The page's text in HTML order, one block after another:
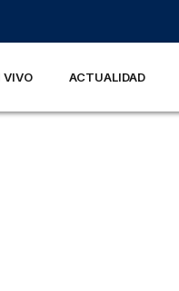
VIVO ACTUALIDAD